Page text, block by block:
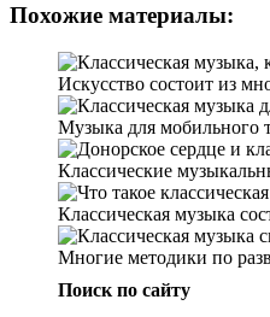
Похожие материалы:
Искусство состоит из
Музыка для мобильного
Классические
Классическая музыка
Многие методики по
Поиск по сайту